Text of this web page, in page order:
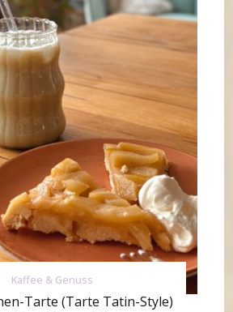
Kaffee & Genuss
Tarte (Tarte Tatin-Style)